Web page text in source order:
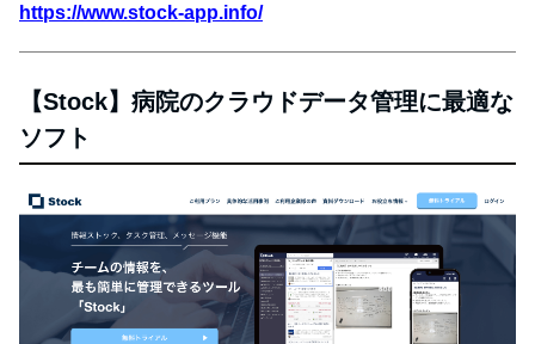
https://www.stock-app.info/
【Stock】病院のクラウドデータ管理に最適な
ソフト